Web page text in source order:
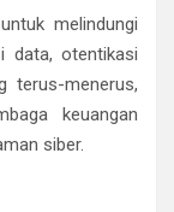
melindungi
data, otentikasi
terus-menerus,
keuangan
siber.